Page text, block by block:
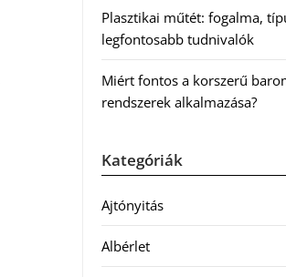
Plasztikai műtét: fogalma,
legfontosabb tudnivalók
Miért fontos a korszerű
rendszerek alkalmazása?
Kategóriák
Ajtónyitás
Albérlet